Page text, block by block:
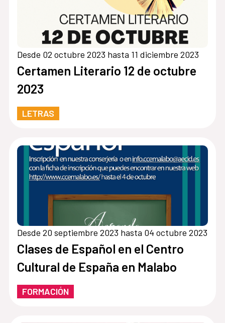
Desde 02 octubre 2023 hasta 11 diciembre 2023
Certamen Literario 12 de octubre
2023
LETRAS
Desde 20 septiembre 2023 hasta 04 octubre 2023
Clases de Español en el Centro
Cultural de España en Malabo
FORMACIÓN